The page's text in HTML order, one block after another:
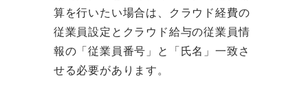
算を行いたい場合は、クラウド経費の
従業員設定とクラウド給与の従業員情
報の「従業員番号」と「氏名」一致さ
せる必要があります。